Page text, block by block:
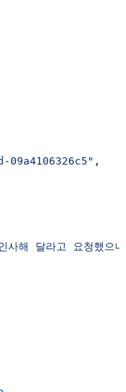
09a4106326c5" ,
사해 달라고 요청했으